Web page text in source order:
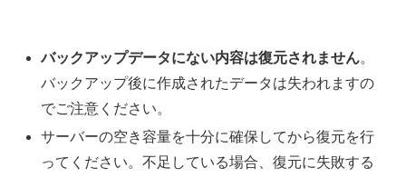
バックアップデータにない内容は復元されません。
バックアップ後に作成されたデータは失われますの
でご注意ください。
サーバーの空き容量を十分に確保してから復元を行
ってください。不足している場合、復元に失敗する